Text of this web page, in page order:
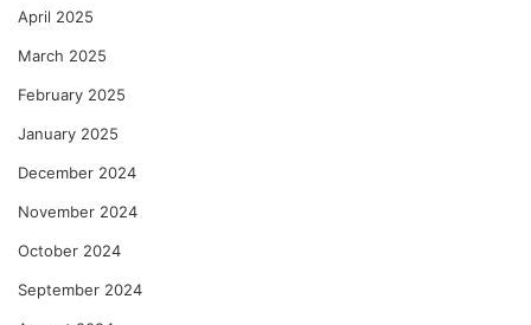
April 2025
March 2025
February 2025
January 2025
December 2024
November 2024
October 2024
September 2024